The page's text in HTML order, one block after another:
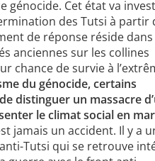
génocide. Cet état va
des Tutsi à partir
de réponse réside
anciennes sur les collines
chance de survie à
du génocide, certains
distinguer un massacre
le climat social en
jamais un accident. Il y a
Tutsi qui se retrouve